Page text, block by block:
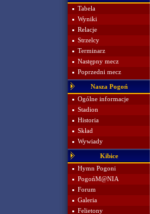
Tabela
Wyniki
Relacje
Strzelcy
Terminarz
Następny mecz
Poprzedni mecz
Nasza Pogoń
Ogólne informacje
Stadion
Historia
Skład
Wywiady
Kibice
Hymn Pogoni
PogońM@NIA
Forum
Galeria
Felietony